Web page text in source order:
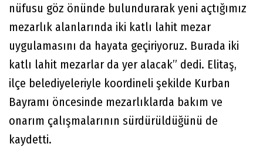
nüfusu göz önünde bulundurarak yeni açtığımız
mezarlık alanlarında iki katlı lahit mezar
uygulamasını da hayata geçiriyoruz. Burada iki
katlı lahit mezarlar da yer alacak” dedi. Elitaş,
ilçe belediyeleriyle koordineli şekilde Kurban
Bayramı öncesinde mezarlıklarda bakım ve
onarım çalışmalarının sürdürüldüğünü de
kaydetti.